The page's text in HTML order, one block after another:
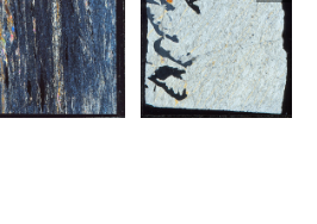
Schriftgranit
Labradorit